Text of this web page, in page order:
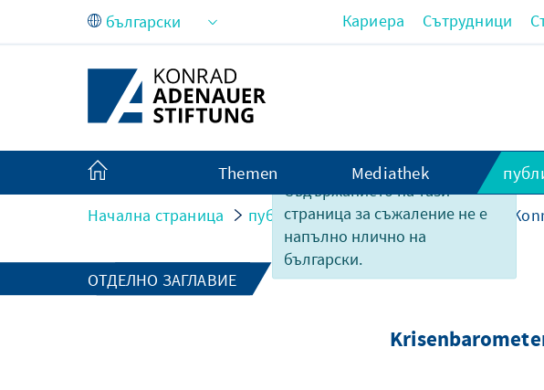
Skip to Main Content
Съдържанието на тази
страница за съжаление не е
напълно нлично на
български.
Кариера Сътрудници
Themen Mediathek
Начална страница публикации Krisenbarometer der
ОТДЕЛНО ЗАГЛАВИЕ